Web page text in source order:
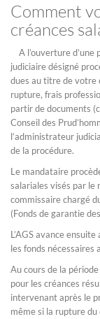
Comment
créances
A l’ouverture d’une
judiciaire désigné
dues au titre de votre
rupture, frais
partir de documents
Conseil des
l’administrateur
de la procédure.
Le mandataire
salariales visés par le
commissaire chargé
(Fonds de garantie
L’AGS avance
les fonds nécessaires
Au cours de la
pour les créances
intervenant après le
même si la rupture